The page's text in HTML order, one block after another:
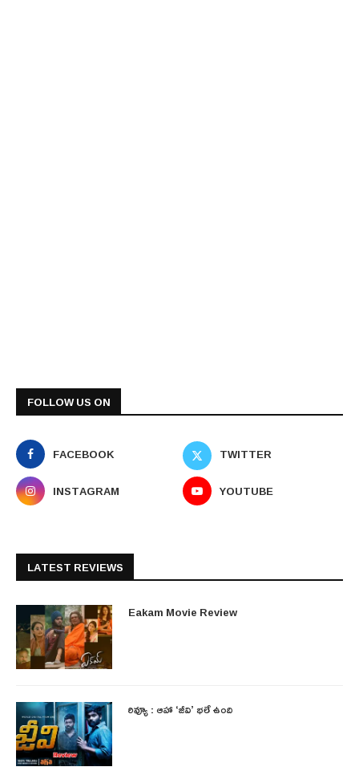
FOLLOW US ON
FACEBOOK
TWITTER
INSTAGRAM
YOUTUBE
LATEST REVIEWS
Eakam Movie Review
రివ్యూ : ఆహా ‘జీవి’ భలే ఉంది